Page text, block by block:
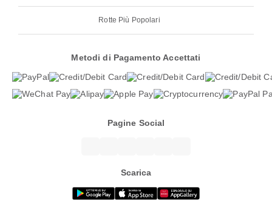
Rotte Più Popolari
Metodi di Pagamento Accettati
Pagine Social
Scarica